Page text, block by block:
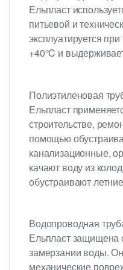
Ельпласт
питьевой и
эксплуатируется
+40°C и
Полиэтиленовая
Ельпласт
строительстве,
помощью
канализационные,
качают воду из
обустраивают
Водопроводная
Ельпласт защищена
замерзании воды.
механические